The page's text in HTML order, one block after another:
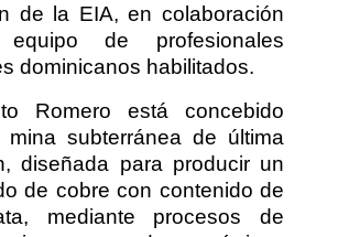
de la EIA, en colaboración
de profesionales
dominicanos habilitados.
Romero está concebido
subterránea de última
diseñada para producir un
de cobre con contenido de
mediante procesos de